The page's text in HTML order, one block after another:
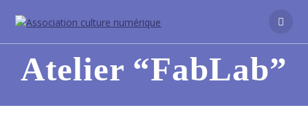
Atelier “FabLab”